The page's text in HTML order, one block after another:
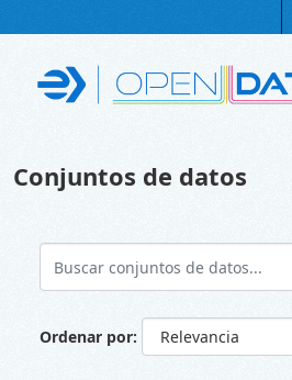
Conjuntos de datos
Ordenar por